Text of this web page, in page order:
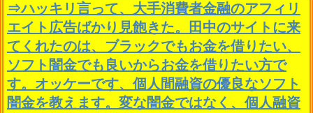
⇒ハッキリ言って、大手消費者金融のアフィリ
エイト広告ばかり見飽きた。田中のサイトに来
てくれたのは、ブラックでもお金を借りたい、
ソフト闇金でも良いからお金を借りたい方で
す。オッケーです、個人間融資の優良なソフト
闇金を教えます。変な闇金ではなく、個人融資